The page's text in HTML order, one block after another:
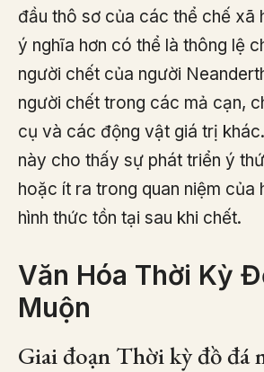
đầu thô sơ của các thể chế xã
ý nghĩa hơn có thể là thông lệ
người chết của người
người chết trong các mả cạn,
cụ và các động vật giá trị
này cho thấy sự phát triển ý
hoặc ít ra trong quan niệm của
hình thức tồn tại sau khi chết.
Văn Hóa Thời Kỳ
Muộn
Giai đoạn Thời kỳ đồ đá